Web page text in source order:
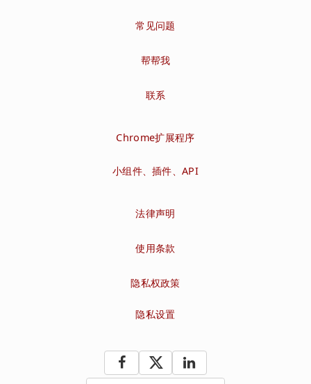
常见问题
帮帮我
联系
Chrome扩展程序
小组件、插件、API
法律声明
使用条款
隐私权政策
隐私设置